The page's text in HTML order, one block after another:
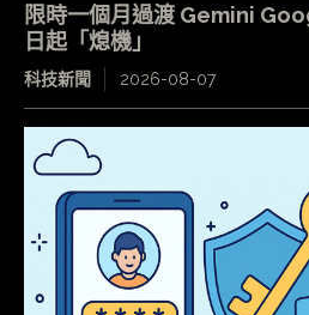
限時一個月過渡 Gemini
日起「熄機」
科技新聞 2026-08-07